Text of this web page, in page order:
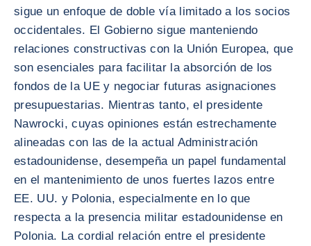
sigue un enfoque de doble vía limitado a los socios
occidentales. El Gobierno sigue manteniendo
relaciones constructivas con la Unión Europea, que
son esenciales para facilitar la absorción de los
fondos de la UE y negociar futuras asignaciones
presupuestarias. Mientras tanto, el presidente
Nawrocki, cuyas opiniones están estrechamente
alineadas con las de la actual Administración
estadounidense, desempeña un papel fundamental
en el mantenimiento de unos fuertes lazos entre
EE. UU. y Polonia, especialmente en lo que
respecta a la presencia militar estadounidense en
Polonia. La cordial relación entre el presidente